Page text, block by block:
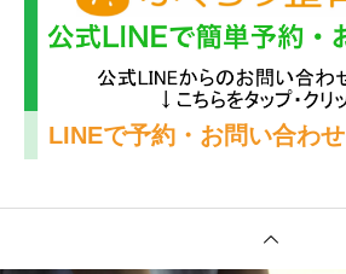
LINEで予約・お問い合わせ